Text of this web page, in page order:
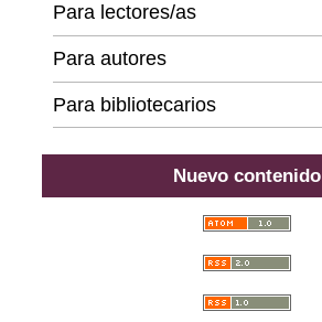
Para lectores/as
Para autores
Para bibliotecarios
Nuevo contenido